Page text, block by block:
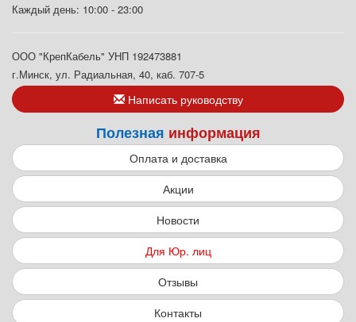
Каждый день: 10:00 - 23:00
ООО "КрепКабель" УНП 192473881
г.Минск, ул. Радиальная, 40, каб. 707-5
Написать руководству
Полезная информация
Оплата и доставка
Акции
Новости
Для Юр. лиц
Отзывы
Контакты